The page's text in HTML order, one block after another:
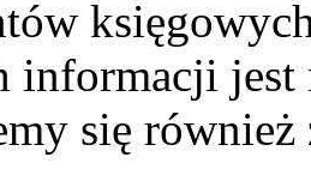
informacji jest
się